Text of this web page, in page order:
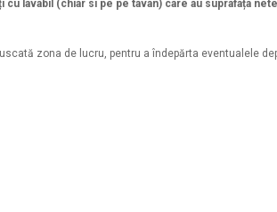
lavabil (chiar si pe pe tavan) care au suprafața
zona de lucru, pentru a îndepărta eventualele